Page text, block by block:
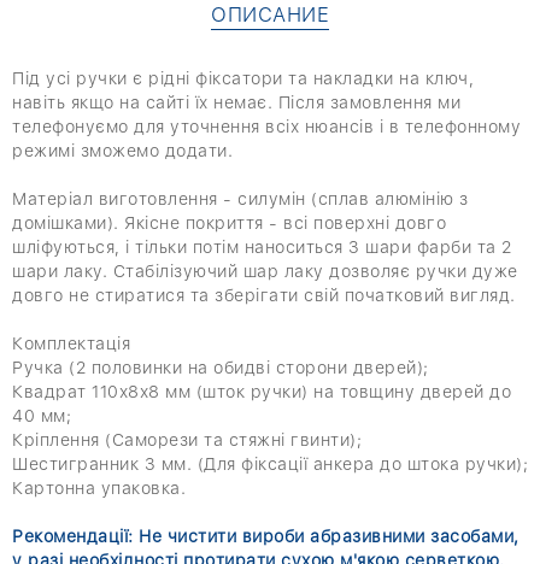
ОПИСАНИЕ
Під усі ручки є рідні фіксатори та накладки на ключ,
навіть якщо на сайті їх немає. Після замовлення ми
телефонуємо для уточнення всіх нюансів і в телефонному
режимі зможемо додати.
Матеріал виготовлення - силумін (сплав алюмінію з
домішками). Якісне покриття - всі поверхні довго
шліфуються, і тільки потім наноситься 3 шари фарби та 2
шари лаку. Стабілізуючий шар лаку дозволяє ручки дуже
довго не стиратися та зберігати свій початковий вигляд.
Комплектація
Ручка (2 половинки на обидві сторони дверей);
Квадрат 110х8х8 мм (шток ручки) на товщину дверей до
40 мм;
Кріплення (Саморези та стяжні гвинти);
Шестигранник 3 мм. (Для фіксації анкера до штока ручки);
Картонна упаковка.
Рекомендації: Не чистити вироби абразивними засобами,
у разі необхідності протирати сухою м'якою серветкою.